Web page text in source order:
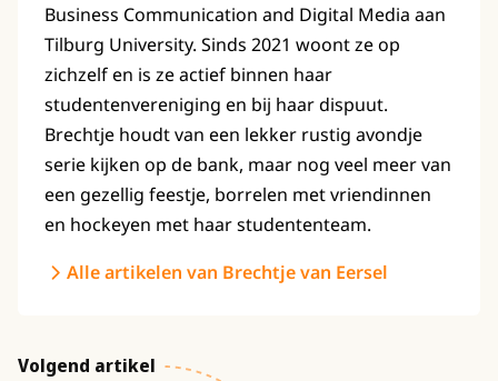
Business Communication and Digital Media aan
Tilburg University. Sinds 2021 woont ze op
zichzelf en is ze actief binnen haar
studentenvereniging en bij haar dispuut.
Brechtje houdt van een lekker rustig avondje
serie kijken op de bank, maar nog veel meer van
een gezellig feestje, borrelen met vriendinnen
en hockeyen met haar studententeam.
Alle artikelen van Brechtje van Eersel
Volgend artikel